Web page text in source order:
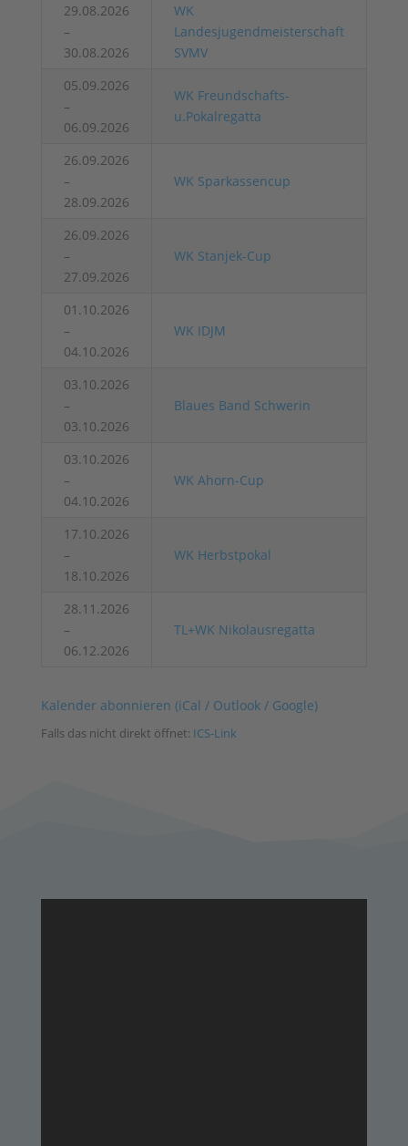
29.08.2026
–
30.08.2026
WK
Landesjugendmeisterschaft
SVMV
05.09.2026
–
06.09.2026
WK Freundschafts-
u.Pokalregatta
26.09.2026
–
28.09.2026
WK Sparkassencup
26.09.2026
–
27.09.2026
WK Stanjek-Cup
01.10.2026
–
04.10.2026
WK IDJM
03.10.2026
–
03.10.2026
Blaues Band Schwerin
03.10.2026
–
04.10.2026
WK Ahorn-Cup
17.10.2026
–
18.10.2026
WK Herbstpokal
28.11.2026
–
06.12.2026
TL+WK Nikolausregatta
Kalender abonnieren (iCal / Outlook / Google)
Falls das nicht direkt öffnet: ICS-Link